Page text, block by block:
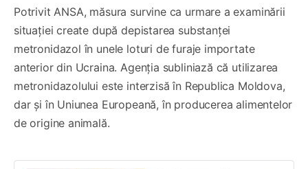
Potrivit ANSA, măsura survine ca urmare a examinării
situației create după depistarea substanței
metronidazol în unele loturi de furaje importate
anterior din Ucraina. Agenția subliniază că utilizarea
metronidazolului este interzisă în Republica Moldova,
dar și în Uniunea Europeană, în producerea alimentelor
de origine animală.